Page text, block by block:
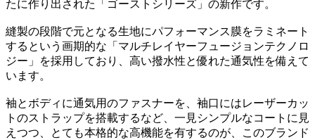
たに作り出された「ゴーストシリーズ」の新作です。
縫製の段階で元となる生地にパフォーマンス膜をラミネート
するという画期的な「マルチレイヤーフュージョンテクノロ
ジー」を採用しており、高い撥水性と優れた通気性を備えて
います。
袖とボディに通気用のファスナーを、袖口にはレーザーカッ
トのストラップを搭載するなど、一見シンプルなコートに見
えつつ、とても本格的な高機能を有するのが、このブランド